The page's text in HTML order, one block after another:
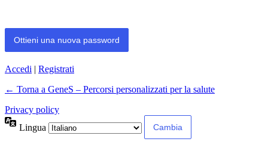
Accedi | Registrati
← Torna a GeneS – Percorsi personalizzati per la salute
Privacy policy
Lingua